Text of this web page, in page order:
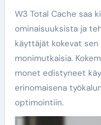
W3 Total Cache saa
ominaisuuksista ja
käyttäjät kokevat
monimutkaisia.
monet edistyneet
erinomaisena
optimointiin.